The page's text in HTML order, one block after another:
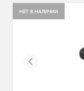
НЕТ В НАЛИЧИИ
Previous